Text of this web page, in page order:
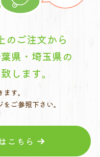
ご注文から
県・埼玉県の
します。
す。
ご参照下さい。
こちら